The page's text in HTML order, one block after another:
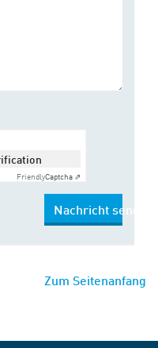
FriendlyCaptcha ⇗
Nachricht senden
Zum Seitenanfang